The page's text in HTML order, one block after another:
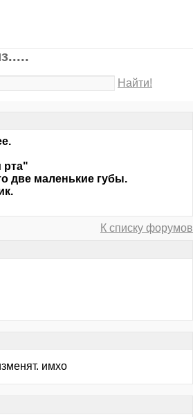
Найти!
рта"
две маленькие губы.
К списку форумов
имхо